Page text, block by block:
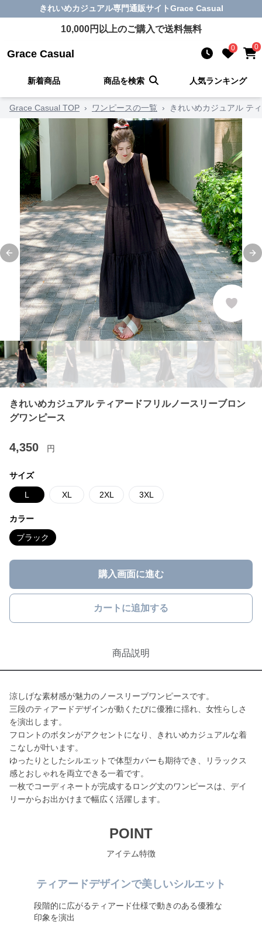
きれいめカジュアル専門通販サイトGrace Casual
10,000円以上のご購入で送料無料
Grace Casual 0 0
新着商品 商品を検索 人気ランキング
Grace Casual TOP › ワンピースの一覧 › きれいめカジュアル テ
Previous slide
きれいめカジュアル ティアードフリルノースリーブロン
グワンピース
4,350 円
サイズ
L XL 2XL 3XL
カラー
ブラック
購入画面に進む
カートに追加する
商品説明
涼しげな素材感が魅力のノースリーブワンピースです。
三段のティアードデザインが動くたびに優雅に揺れ、女性らしさ
を演出します。
フロントのボタンがアクセントになり、きれいめカジュアルな着
こなしが叶います。
ゆったりとしたシルエットで体型カバーも期待でき、リラックス
感とおしゃれを両立できる一着です。
一枚でコーディネートが完成するロング丈のワンピースは、デイ
リーからお出かけまで幅広く活躍します。
POINT
アイテム特徴
ティアードデザインで美しいシルエット
段階的に広がるティアード仕様で動きのある優雅な
印象を演出